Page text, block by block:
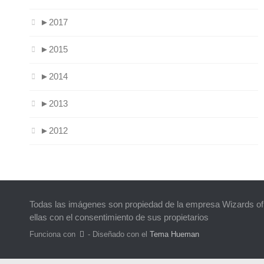
► 2017
► 2015
► 2014
► 2013
► 2012
Todas las imágenes son propiedad de la empresa Wizards
ellas con el consentimiento de sus propietarios
Funciona con - Diseñado con elTema Hueman